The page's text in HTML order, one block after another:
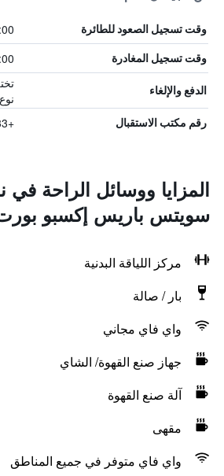
وقت تسجيل الصعود للطائرة
وقت تسجيل المغادرة
الدفع والإلغاء
رقم مكتب الاستقبال +33 1 71 25 47 37
المزايا ووسائل الراحة في
سويتس باريس إكسبو
مركز اللياقة البدنية
بار / صالة
واي فاي مجاني
جهاز صنع القهوة/ الشاي
آلة صنع القهوة
مقهى
واي فاي متوفر في جميع المناطق